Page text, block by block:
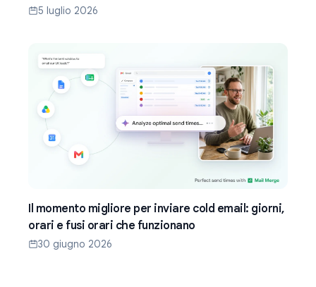
5 luglio 2026
Il momento migliore per inviare cold email: giorni,
orari e fusi orari che funzionano
30 giugno 2026